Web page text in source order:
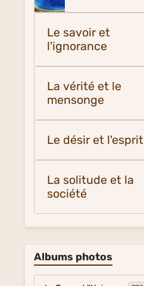
Le savoir et
l'ignorance
La vérité et le
mensonge
Le désir et l'esprit
La solitude et la
société
Albums photos